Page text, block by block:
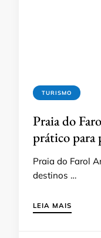
TURISMO
Praia do
prático para
Praia do Farol
destinos …
LEIA MAIS